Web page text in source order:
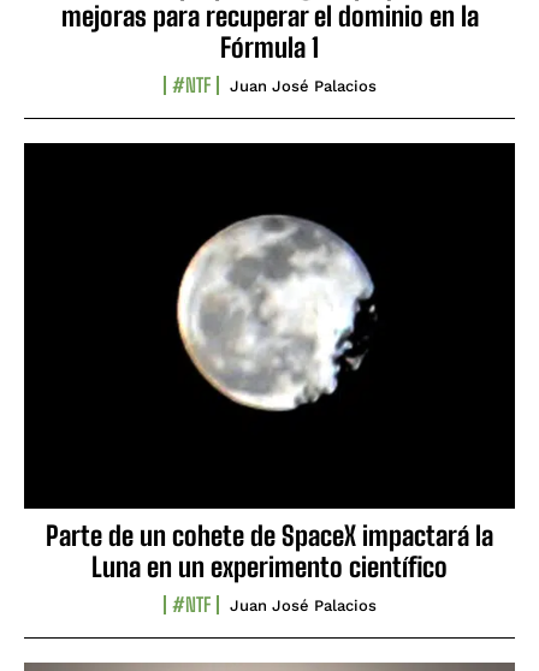
mejoras para recuperar el dominio en la
Fórmula 1
#NTF Juan José Palacios
Parte de un cohete de SpaceX impactará la
Luna en un experimento científico
#NTF Juan José Palacios